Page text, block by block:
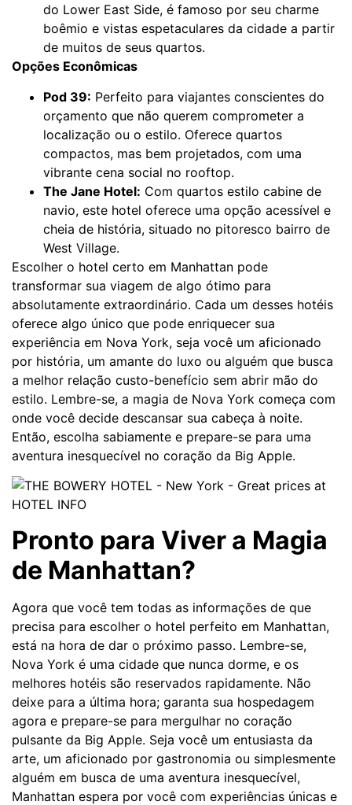
do Lower East Side, é famoso por seu charme
boêmio e vistas espetaculares da cidade a partir
de muitos de seus quartos.
Opções Econômicas
Pod 39: Perfeito para viajantes conscientes do
orçamento que não querem comprometer a
localização ou o estilo. Oferece quartos
compactos, mas bem projetados, com uma
vibrante cena social no rooftop.
The Jane Hotel: Com quartos estilo cabine de
navio, este hotel oferece uma opção acessível e
cheia de história, situado no pitoresco bairro de
West Village.
Escolher o hotel certo em Manhattan pode
transformar sua viagem de algo ótimo para
absolutamente extraordinário. Cada um desses hotéis
oferece algo único que pode enriquecer sua
experiência em Nova York, seja você um aficionado
por história, um amante do luxo ou alguém que busca
a melhor relação custo-benefício sem abrir mão do
estilo. Lembre-se, a magia de Nova York começa com
onde você decide descansar sua cabeça à noite.
Então, escolha sabiamente e prepare-se para uma
aventura inesquecível no coração da Big Apple.
Pronto para Viver a Magia
de Manhattan?
Agora que você tem todas as informações de que
precisa para escolher o hotel perfeito em Manhattan,
está na hora de dar o próximo passo. Lembre-se,
Nova York é uma cidade que nunca dorme, e os
melhores hotéis são reservados rapidamente. Não
deixe para a última hora; garanta sua hospedagem
agora e prepare-se para mergulhar no coração
pulsante da Big Apple. Seja você um entusiasta da
arte, um aficionado por gastronomia ou simplesmente
alguém em busca de uma aventura inesquecível,
Manhattan espera por você com experiências únicas e